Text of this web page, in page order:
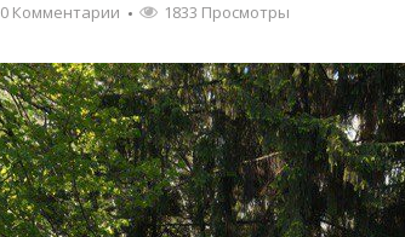
0 Комментарии 1833 Просмотры